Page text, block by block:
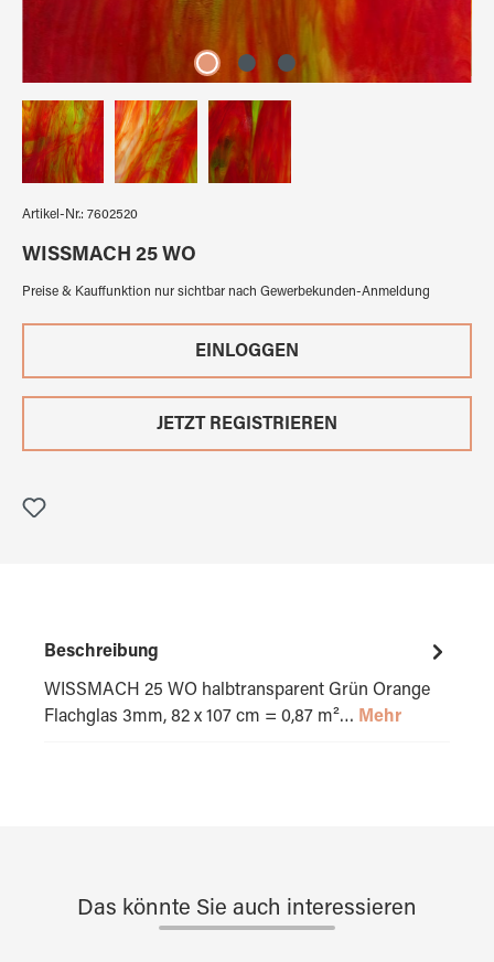
Artikel-Nr.: 7602520
WISSMACH 25 WO
Preise & Kauffunktion nur sichtbar nach Gewerbekunden-Anmeldung
EINLOGGEN
JETZT REGISTRIEREN
Beschreibung
WISSMACH 25 WO halbtransparent Grün Orange
Flachglas 3mm, 82 x 107 cm = 0,87 m²… Mehr
Das könnte Sie auch interessieren